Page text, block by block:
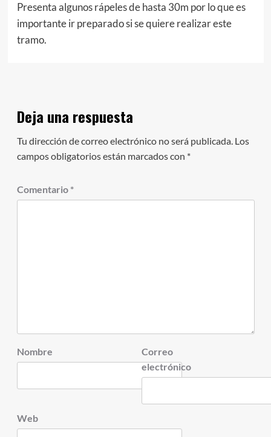
Presenta algunos rápeles de hasta 30m por lo que es
importante ir preparado si se quiere realizar este
tramo.
Deja una respuesta
Tu dirección de correo electrónico no será publicada. Los
campos obligatorios están marcados con *
Comentario *
Nombre
Correo
electrónico
Web